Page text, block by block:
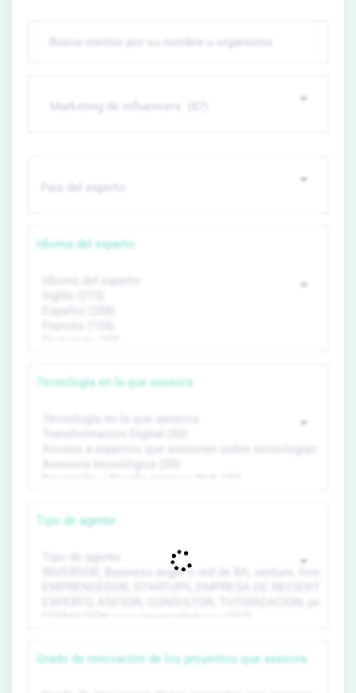
Idioma del experto
Tecnología en la que asesora
Tipo de agente
Grado de innovación de los proyectos que asesora